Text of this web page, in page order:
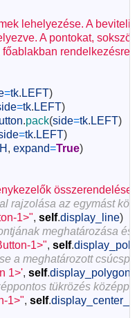
lehelyezése. A
A pontokat,
rendelkezésre
=tk. LEFT)
=tk. LEFT)
.pack(side=tk. LEFT)
=tk. LEFT)
, expand=True)
rajzolása az egymást
1>", self.display_line)
meghatározása
1>", self.
a meghatározott
1>', self.display_polygon
tükrözés
1>", self.